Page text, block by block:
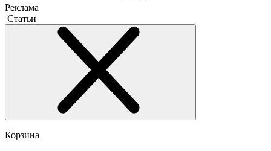
Реклама
Статьи
Корзина